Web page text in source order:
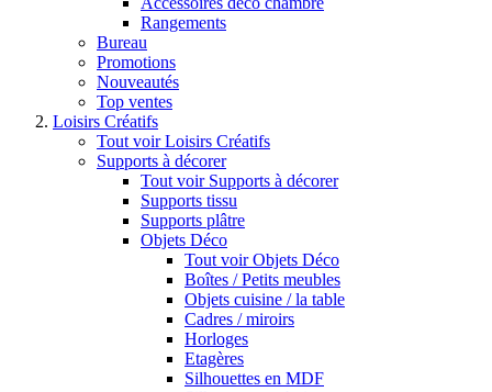
Rangements
Bureau
Promotions
Nouveautés
Top ventes
Loisirs Créatifs
Tout voir Loisirs Créatifs
Supports à décorer
Tout voir Supports à décorer
Supports tissu
Supports plâtre
Objets Déco
Tout voir Objets Déco
Boîtes / Petits meubles
Objets cuisine / la table
Cadres / miroirs
Horloges
Etagères
Silhouettes en MDF